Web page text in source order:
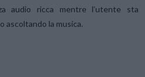
audio ricca mentre l’utente sta
ascoltando la musica.